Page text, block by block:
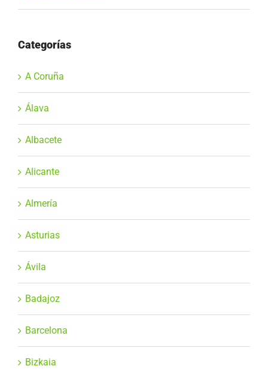
Categorías
A Coruña
Álava
Albacete
Alicante
Almería
Asturias
Ávila
Badajoz
Barcelona
Bizkaia